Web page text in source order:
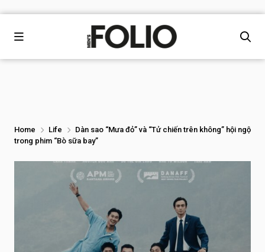
Home Life
Dàn sao “Mưa đỏ” và “Tử chiến trên không” hội ngộ
trong phim “Bò sữa bay”